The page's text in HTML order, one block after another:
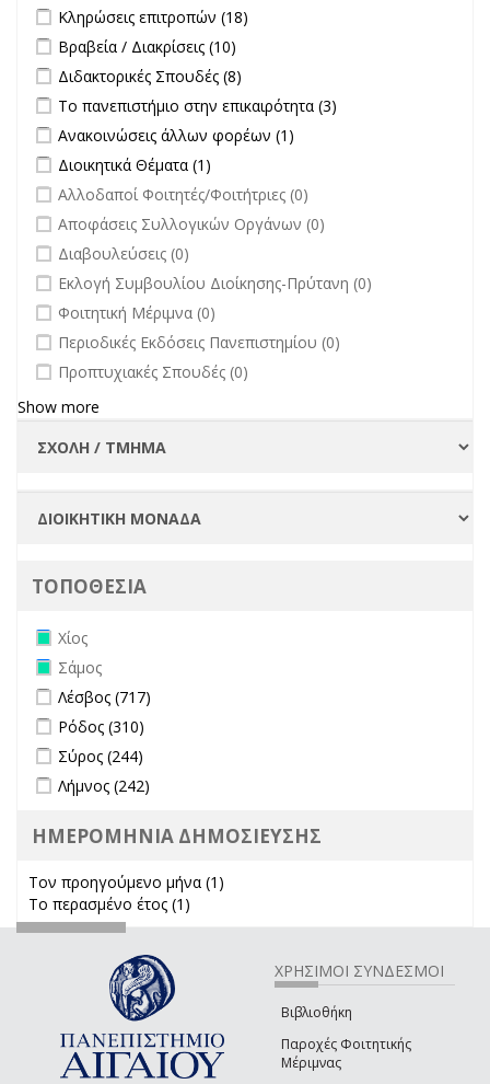
Apply Κληρώσεις επιτροπών filter
Κληρώσεις επιτροπών (18)
Apply Βραβεία / Διακρίσεις filter
Βραβεία / Διακρίσεις (10)
Apply Διδακτορικές Σπουδές filter
Διδακτορικές Σπουδές (8)
Apply Το πανεπιστήμιο στην επικαιρότητα filter
Το πανεπιστήμιο στην επικαιρότητα (3)
Apply Ανακοινώσεις άλλων φορέων filter
Ανακοινώσεις άλλων φορέων (1)
Apply Διοικητικά Θέματα filter
Διοικητικά Θέματα (1)
undefined
Αλλοδαποί Φοιτητές/Φοιτήτριες (0)
undefined
Αποφάσεις Συλλογικών Οργάνων (0)
undefined
Διαβουλεύσεις (0)
undefined
Εκλογή Συμβουλίου Διοίκησης-Πρύτανη (0)
undefined
Φοιτητική Μέριμνα (0)
undefined
Περιοδικές Εκδόσεις Πανεπιστημίου (0)
undefined
Προπτυχιακές Σπουδές (0)
Show more
ΤΟΠΟΘΕΣΙΑ
Remove Χίος filter
Χίος
Remove Σάμος filter
Σάμος
Apply Λέσβος filter
Λέσβος (717)
Apply Ρόδος filter
Ρόδος (310)
Apply Σύρος filter
Σύρος (244)
Apply Λήμνος filter
Λήμνος (242)
ΗΜΕΡΟΜΗΝΙΑ ΔΗΜΟΣΙΕΥΣΗΣ
Τον προηγούμενο μήνα (1)
Το περασμένο έτος (1)
ΧΡΗΣΙΜΟΙ ΣΥΝΔΕΣΜΟΙ
Βιβλιοθήκη
Παροχές Φοιτητικής
Μέριμνας